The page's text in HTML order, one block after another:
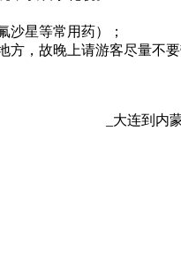
沙星等常用药）；
，故晚上请游客尽量不
_大连到内